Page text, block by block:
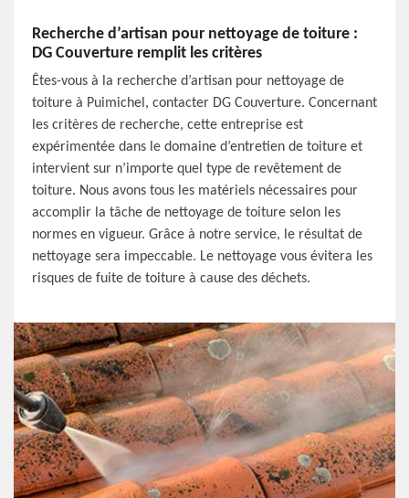
Recherche d’artisan pour nettoyage de toiture :
DG Couverture remplit les critères
Êtes-vous à la recherche d’artisan pour nettoyage de
toiture à Puimichel, contacter DG Couverture. Concernant
les critères de recherche, cette entreprise est
expérimentée dans le domaine d’entretien de toiture et
intervient sur n’importe quel type de revêtement de
toiture. Nous avons tous les matériels nécessaires pour
accomplir la tâche de nettoyage de toiture selon les
normes en vigueur. Grâce à notre service, le résultat de
nettoyage sera impeccable. Le nettoyage vous évitera les
risques de fuite de toiture à cause des déchets.